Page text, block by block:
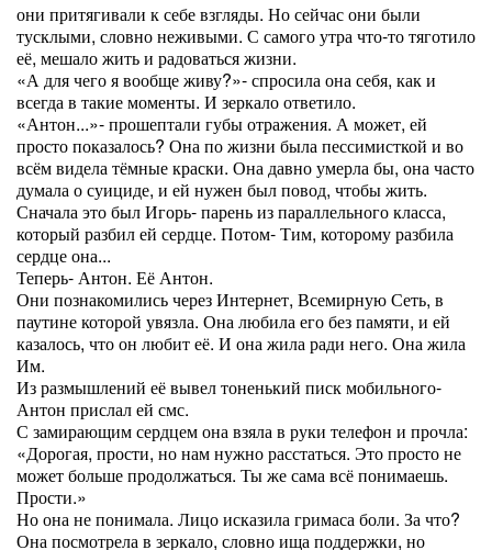
они притягивали к себе взгляды. Но сейчас они были
тусклыми, словно неживыми. С самого утра что-то тяготило
её, мешало жить и радоваться жизни.
«А для чего я вообще живу?»- спросила она себя, как и
всегда в такие моменты. И зеркало ответило.
«Антон...»- прошептали губы отражения. А может, ей
просто показалось? Она по жизни была пессимисткой и во
всём видела тёмные краски. Она давно умерла бы, она часто
думала о суициде, и ей нужен был повод, чтобы жить.
Сначала это был Игорь- парень из параллельного класса,
который разбил ей сердце. Потом- Тим, которому разбила
сердце она...
Теперь- Антон. Её Антон.
Они познакомились через Интернет, Всемирную Сеть, в
паутине которой увязла. Она любила его без памяти, и ей
казалось, что он любит её. И она жила ради него. Она жила
Им.
Из размышлений её вывел тоненький писк мобильного-
Антон прислал ей смс.
С замирающим сердцем она взяла в руки телефон и прочла:
«Дорогая, прости, но нам нужно расстаться. Это просто не
может больше продолжаться. Ты же сама всё понимаешь.
Прости.»
Но она не понимала. Лицо исказила гримаса боли. За что?
Она посмотрела в зеркало, словно ища поддержки, но